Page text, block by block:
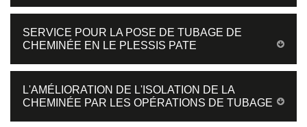
SERVICE POUR LA POSE DE TUBAGE DE
CHEMINÉE EN LE PLESSIS PATE
L'AMÉLIORATION DE L'ISOLATION DE LA
CHEMINÉE PAR LES OPÉRATIONS DE TUBAGE